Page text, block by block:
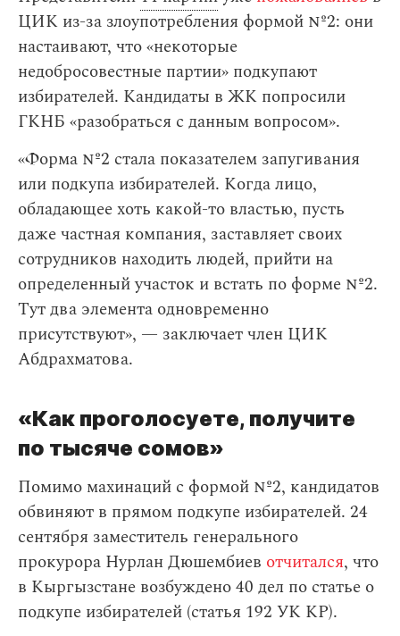
ЦИК из-за злоупотребления формой №2: они
настаивают, что «некоторые
недобросовестные партии» подкупают
избирателей. Кандидаты в ЖК попросили
ГКНБ «разобраться с данным вопросом».
«Форма №2 стала показателем запугивания
или подкупа избирателей. Когда лицо,
обладающее хоть какой-то властью, пусть
даже частная компания, заставляет своих
сотрудников находить людей, прийти на
определенный участок и встать по форме №2.
Тут два элемента одновременно
присутствуют», — заключает член ЦИК
Абдрахматова.
«Как проголосуете, получите
по тысяче сомов»
Помимо махинаций с формой №2, кандидатов
обвиняют в прямом подкупе избирателей. 24
сентября заместитель генерального
прокурора Нурлан Дюшембиев отчитался, что
в Кыргызстане возбуждено 40 дел по статье о
подкупе избирателей (статья 192 УК КР).